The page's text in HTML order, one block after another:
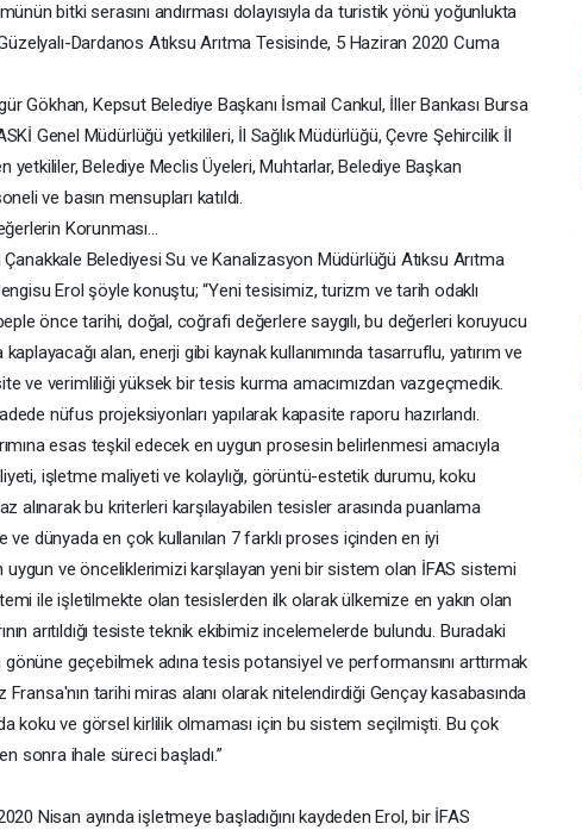
bitki serasını andırması dolayısıyla da turistik yönü yoğunlukta
Dardanos Atıksu Arıtma Tesisinde, 5 Haziran 2020 Cuma
Gökhan, Kepsut Belediye Başkanı İsmail Cankul, İller Bankası Bursa
Genel Müdürlüğü yetkilileri, İl Sağlık Müdürlüğü, Çevre Şehircilik İl
yetkililer, Belediye Meclis Üyeleri, Muhtarlar, Belediye Başkan
ve basın mensupları katıldı.
Korunması…
Belediyesi Su ve Kanalizasyon Müdürlüğü Atıksu Arıtma
Erol şöyle konuştu; “Yeni tesisimiz, turizm ve tarih odaklı
önce tarihi, doğal, coğrafi değerlere saygılı, bu değerleri koruyucu
alan, enerji gibi kaynak kullanımında tasarruflu, yatırım ve
ve verimliliği yüksek bir tesis kurma amacımızdan vazgeçmedik.
nüfus projeksiyonları yapılarak kapasite raporu hazırlandı.
esas teşkil edecek en uygun prosesin belirlenmesi amacıyla
işletme maliyeti ve kolaylığı, görüntü-estetik durumu, koku
alınarak bu kriterleri karşılayabilen tesisler arasında puanlama
ve dünyada en çok kullanılan 7 farklı proses içinden en iyi
ve önceliklerimizi karşılayan yeni bir sistem olan İFAS sistemi
ile işletilmekte olan tesislerden ilk olarak ülkemize en yakın olan
arıtıldığı tesiste teknik ekibimiz incelemelerde bulundu. Buradaki
geçebilmek adına tesis potansiyel ve performansını arttırmak
tarihi miras alanı olarak nitelendirdiği Gençay kasabasında
koku ve görsel kirlilik olmaması için bu sistem seçilmişti. Bu çok
sonra ihale süreci başladı.”
Nisan ayında işletmeye başladığını kaydeden Erol, bir İFAS